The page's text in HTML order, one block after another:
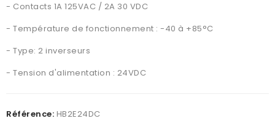
- Contacts 1A 125VAC / 2A 30 VDC
- Température de fonctionnement : -40 à +85°C
- Type: 2 inverseurs
- Tension d'alimentation : 24VDC
Référence: HB2E24DC